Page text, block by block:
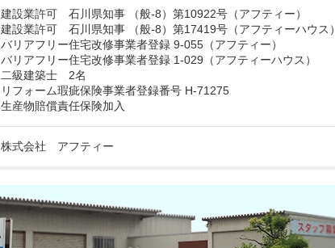
建設業許可 石川県知事 （般-8）第10922号（アフティー）
建設業許可 石川県知事 （般-8）第17419号（アフティーハウス）
バリアフリー住宅改修事業者登録 9-055（アフティー）
バリアフリー住宅改修事業者登録 1-029（アフティーハウス）
二級建築士 2名
リフォーム瑕疵保険事業者登録番号 H-71275
生産物賠償責任保険加入
株式会社 アフティー